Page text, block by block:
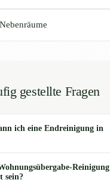
gestellte Fragen
ich eine Endreinigung in
Reinigung
sein?